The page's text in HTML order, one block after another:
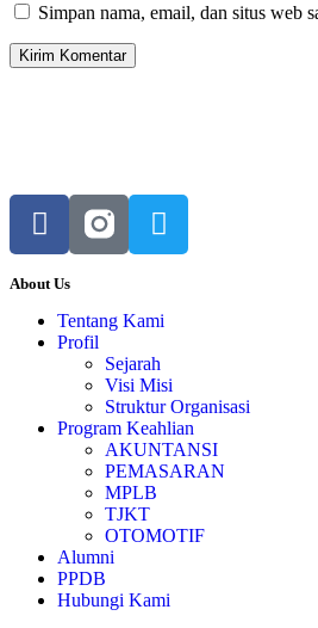
Simpan nama, email, dan situs web
About Us
Tentang Kami
Profil
Sejarah
Visi Misi
Struktur Organisasi
Program Keahlian
AKUNTANSI
PEMASARAN
MPLB
TJKT
OTOMOTIF
Alumni
PPDB
Hubungi Kami